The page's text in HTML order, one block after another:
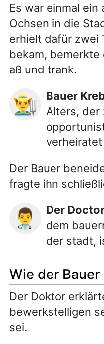
Es war einmal
Ochsen in die
erhielt dafür zwei
bekam, bemerkte
aß und trank.
👨‍🌾 Bauer
Alters, der
Der Bauer
fragte ihn
👨‍⚕️ Der Doctor
dem
der stadt,
Wie der
Der Doktor
bewerkstelligen
sei.